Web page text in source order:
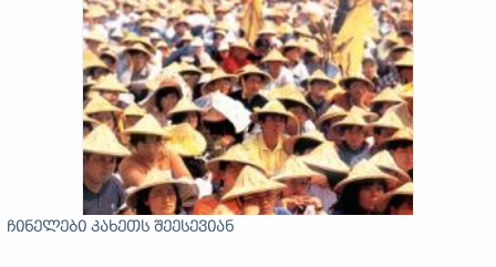
ჩინელები კახეთს შეესევიან